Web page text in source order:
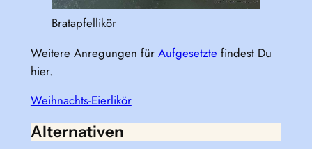
Bratapfellikör
Weitere Anregungen für Aufgesetzte findest Du
hier.
Weihnachts-Eierlikör
Alternativen